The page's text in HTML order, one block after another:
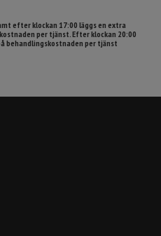
efter klockan 17:00 läggs en extra
per tjänst. Efter klockan 20:00
behandlingskostnaden per tjänst